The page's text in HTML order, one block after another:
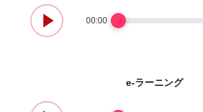
00:00
e-ラーニング